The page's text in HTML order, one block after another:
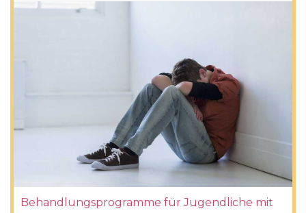
Behandlungsprogramme für Jugendliche mit